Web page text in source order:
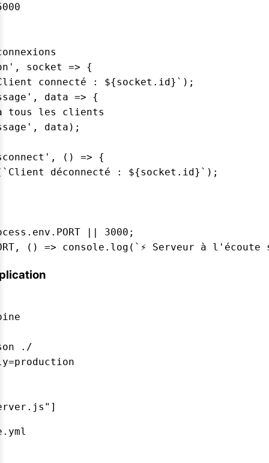
socket => {
connecté : ${socket.id}`);
data => {
tous les clients
data);
() => {
déconnecté : ${socket.id}`);
|| 3000;
./